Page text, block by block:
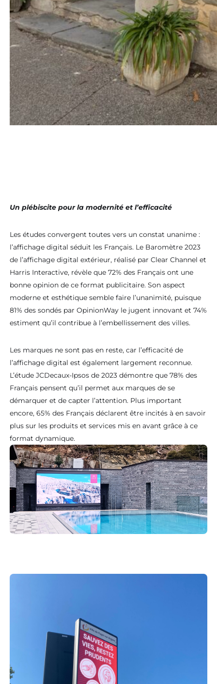
Un plébiscite pour la modernité et l’efficacité
Les études convergent toutes vers un constat unanime :
l’affichage digital séduit les Français. Le Baromètre 2023
de l’affichage digital extérieur, réalisé par Clear Channel et
Harris Interactive, révèle que 72% des Français ont une
bonne opinion de ce format publicitaire. Son aspect
moderne et esthétique semble faire l’unanimité, puisque
81% des sondés par OpinionWay le jugent innovant et 74%
estiment qu’il contribue à l’embellissement des villes.
Les marques ne sont pas en reste, car l’efficacité de
l’affichage digital est également largement reconnue.
L’étude JCDecaux-Ipsos de 2023 démontre que 78% des
Français pensent qu’il permet aux marques de se
démarquer et de capter l’attention. Plus important
encore, 65% des Français déclarent être incités à en savoir
plus sur les produits et services mis en avant grâce à ce
format dynamique.